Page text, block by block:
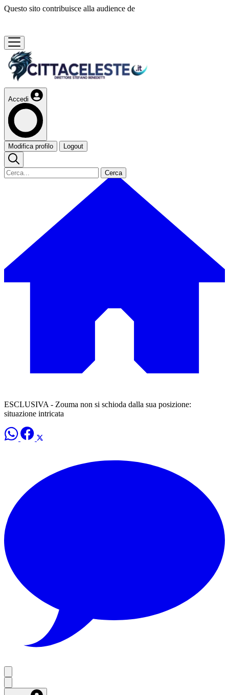
Questo sito contribuisce alla audience de
Accedi
Modifica profilo Logout
Cerca
ESCLUSIVA - Zouma non si schioda dalla sua posizione:
situazione intricata